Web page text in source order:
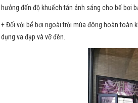
hưởng đến độ khuếch tán ánh sáng cho bể bơi
+ Đối với bể bơi ngoài trời mùa đông hoàn toàn
dụng va đạp và vỡ đèn.